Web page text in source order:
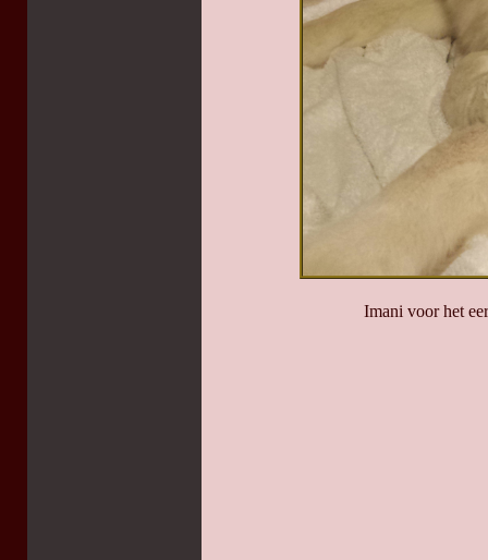
Imani voor het